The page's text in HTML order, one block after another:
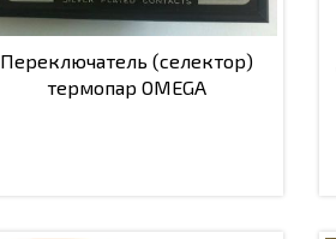
Переключатель (селектор)
термопар OMEGA